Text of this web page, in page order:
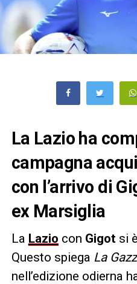
La Lazio ha
campagna
con l’arrivo di
ex Marsiglia
La Lazio con Gigotsi
Questo spiega La
nell’edizione odierna